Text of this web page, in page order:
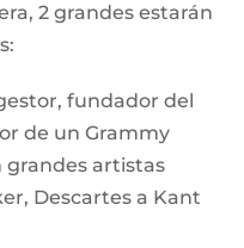
2 grandes estarán
fundador del
de un Grammy
grandes artistas
Descartes a Kant